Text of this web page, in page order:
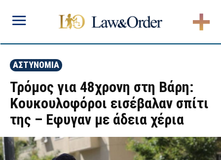
ΑΣΤΥΝΟΜΙΑ
Τρόμος για 48χρονη στη Βάρη:
Κουκουλοφόροι εισέβαλαν σπίτι
της – Εφυγαν με άδεια χέρια